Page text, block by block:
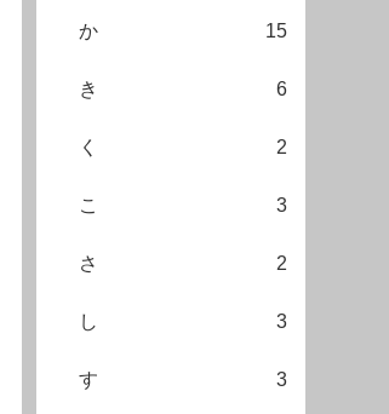
か 15
き 6
く 2
こ 3
さ 2
し 3
す 3